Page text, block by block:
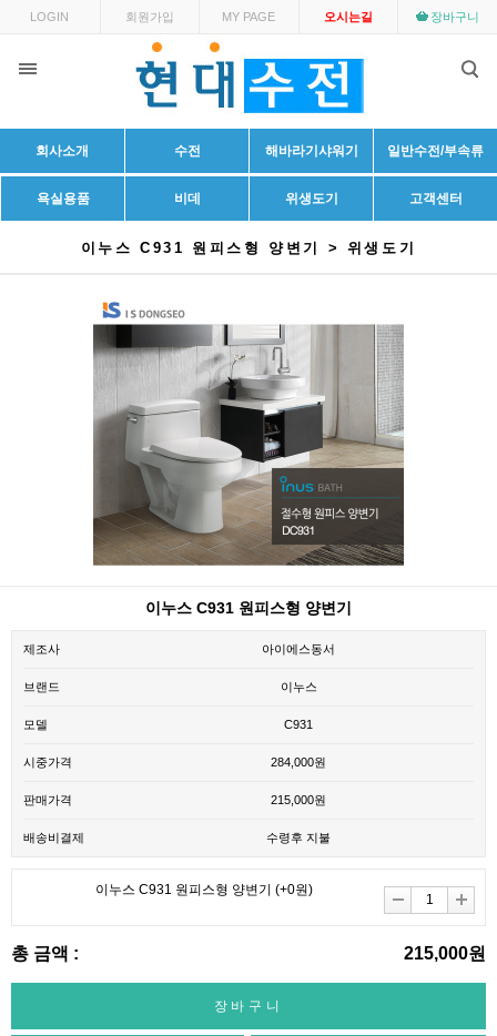
LOGIN 회원가입 MY PAGE 오시는길 장바구니
회사소개 수전 해바라기샤워기 일반수전/부속류
욕실용품 비데 위생도기 고객센터
이누스 C931 원피스형 양변기 > 위생도기
이누스 C931 원피스형 양변기
제조사 아이에스동서
브랜드 이누스
모델 C931
시중가격 284,000원
판매가격 215,000원
배송비결제 수령후 지불
이누스 C931 원피스형 양변기 (+0원)
총 금액 : 215,000원